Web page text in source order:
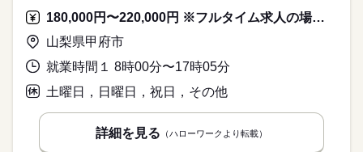
180,000円〜220,000円 ※フルタイム求人の場合は月額（換算額）、パート求人の場合は時間額を表示しています。
山梨県甲府市
就業時間１ 8時00分〜17時05分
土曜日，日曜日，祝日，その他
詳細を見る （ハローワークより転載）